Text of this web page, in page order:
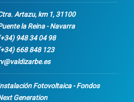
Artazu, km 1, 31100
la Reina - Navarra
948 34 04 98
668 848 123
Fotovoltaica - Fondos
Generation